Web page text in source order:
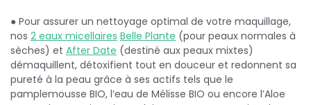
‎● Pour assurer un nettoyage optimal de votre maquillage,
nos 2 eaux micellaires Belle Plante (pour peaux normales à
sèches) et After Date (destiné aux peaux mixtes)
démaquillent, détoxifient tout en douceur et redonnent sa
pureté à la peau grâce à ses actifs tels que le
pamplemousse BIO, l’eau de Mélisse BIO ou encore l’Aloe